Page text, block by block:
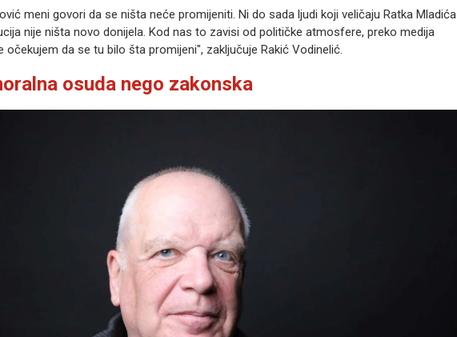
meni govori da se ništa neće promijeniti. Ni do sada ljudi koji veličaju Ratka Mladića
nije ništa novo donijela. Kod nas to zavisi od političke atmosfere, preko medija
očekujem da se tu bilo šta promijeni", zaključuje Rakić Vodinelić.
osuda nego zakonska